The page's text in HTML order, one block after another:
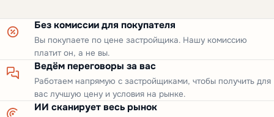
Без комиссии для покупателя
Вы покупаете по цене застройщика. Нашу комиссию
платит он, а не вы.
Ведём переговоры за вас
Работаем напрямую с застройщиками, чтобы получить для
вас лучшую цену и условия на рынке.
ИИ сканирует весь рынок